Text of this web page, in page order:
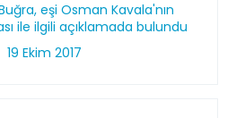
eşi Osman Kavala'nın
ile ilgili açıklamada bulundu
19 Ekim 2017